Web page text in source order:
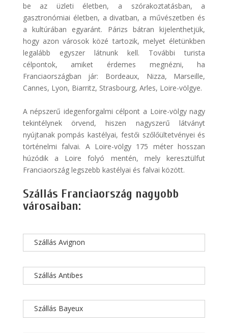
be az üzleti életben, a szórakoztatásban, a
gasztronómiai életben, a divatban, a művészetben és
a kultúrában egyaránt. Párizs bátran kijelenthetjük,
hogy azon városok közé tartozik, melyet életünkben
legalább egyszer látnunk kell. További turista
célpontok, amiket érdemes megnézni, ha
Franciaországban jár: Bordeaux, Nizza, Marseille,
Cannes, Lyon, Biarritz, Strasbourg, Arles, Loire-völgye.
A népszerű idegenforgalmi célpont a Loire-völgy nagy
tekintélynek örvend, hiszen nagyszerű látványt
nyújtanak pompás kastélyai, festői szőlőültetvényei és
történelmi falvai. A Loire-völgy 175 méter hosszan
húzódik a Loire folyó mentén, mely keresztülfut
Franciaország legszebb kastélyai és falvai között.
Szállás Franciaország nagyobb
városaiban:
Szállás Avignon
Szállás Antibes
Szállás Bayeux